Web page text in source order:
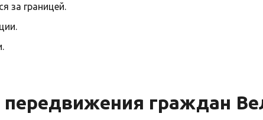
за границей.
граждан